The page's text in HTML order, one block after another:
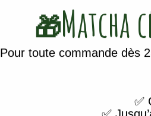
Vous ne
newsletter,
🎁Matcha
Pour toute commande dès
✅